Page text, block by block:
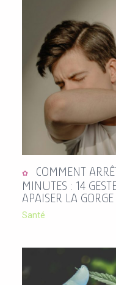
COMMENT
MINUTES : 14
APAISER LA GORGE
Santé